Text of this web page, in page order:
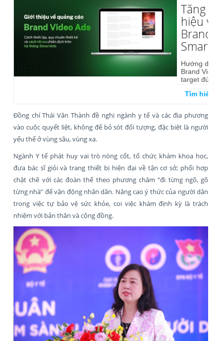
Tăng
hiệu
Brand
Hướng dẫn
Brand Video
target đúng
Tìm hiểu
Đồng chí Thái Văn Thành đề nghị ngành y tế và các địa phương
vào cuộc quyết liệt, không để bỏ sót đối tượng, đặc biệt là người
yếu thế ở vùng sâu, vùng xa.
Ngành Y tế phát huy vai trò nòng cốt, tổ chức khám khoa học,
đưa bác sĩ giỏi và trang thiết bị hiện đại về tận cơ sở; phối hợp
chặt chẽ với các đoàn thể theo phương châm “đi từng ngõ, gõ
từng nhà” để vận động nhân dân. Nâng cao ý thức của người dân
trong việc tự bảo vệ sức khỏe, coi việc khám định kỳ là trách
nhiệm với bản thân và cộng đồng.